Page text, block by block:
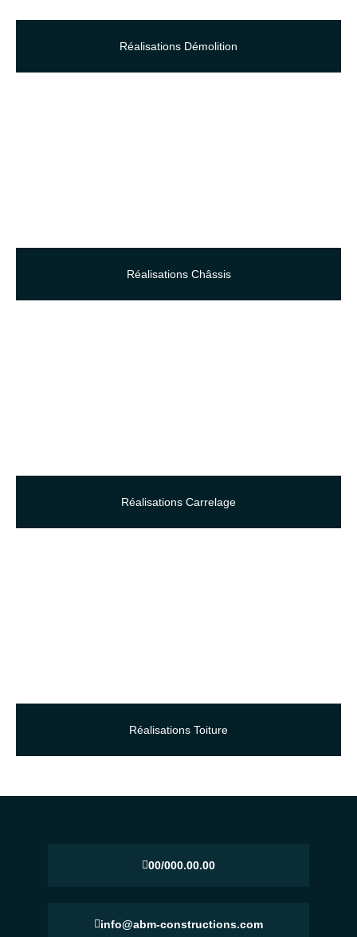
Réalisations Démolition
Réalisations Châssis
Réalisations Carrelage
Réalisations Toiture
00/000.00.00
info@abm-constructions.com